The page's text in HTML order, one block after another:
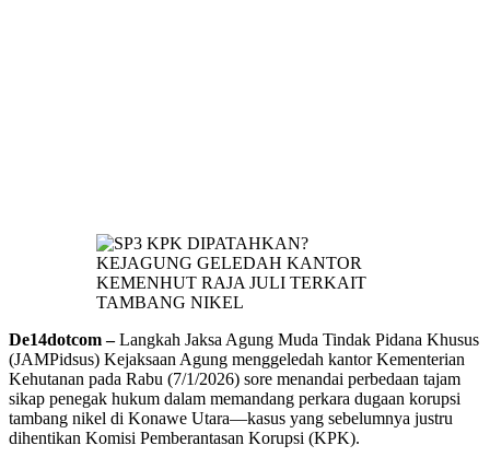
De14dotcom –Langkah Jaksa Agung Muda Tindak Pidana Khusus
(JAMPidsus) Kejaksaan Agung menggeledah kantor Kementerian
Kehutanan pada Rabu (7/1/2026) sore menandai perbedaan tajam
sikap penegak hukum dalam memandang perkara dugaan korupsi
tambang nikel di Konawe Utara—kasus yang sebelumnya justru
dihentikan Komisi Pemberantasan Korupsi (KPK).